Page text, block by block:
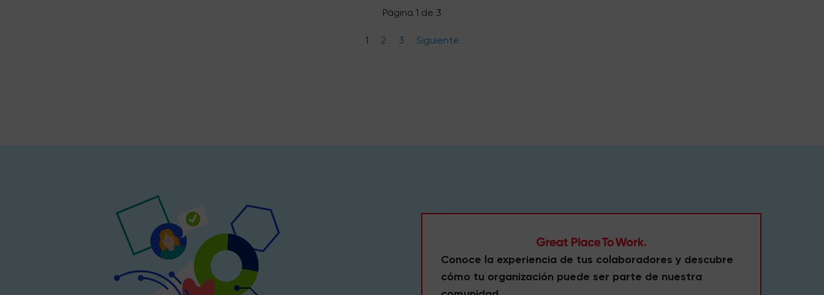
Página 1 de 3
1 2 3 Siguiente
Conoce la experiencia de tus colaboradores y descubre
cómo tu organización puede ser parte de nuestra